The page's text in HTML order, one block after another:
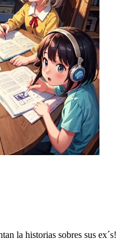
la historias sobres sus ex´s!